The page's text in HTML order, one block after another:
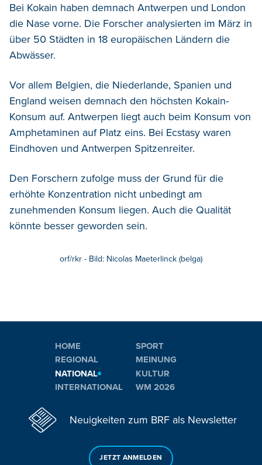
Bei Kokain haben demnach Antwerpen und London
die Nase vorne. Die Forscher analysierten im März in
über 50 Städten in 18 europäischen Ländern die
Abwässer.
Vor allem Belgien, die Niederlande, Spanien und
England weisen demnach den höchsten Kokain-
Konsum auf. Antwerpen liegt auch beim Konsum von
Amphetaminen auf Platz eins. Bei Ecstasy waren
Eindhoven und Antwerpen Spitzenreiter.
Den Forschern zufolge muss der Grund für die
erhöhte Konzentration nicht unbedingt am
zunehmenden Konsum liegen. Auch die Qualität
könnte besser geworden sein.
orf/rkr - Bild: Nicolas Maeterlinck (belga)
HOME
REGIONAL
NATIONAL
INTERNATIONAL
SPORT
MEINUNG
KULTUR
WM 2026
Neuigkeiten zum BRF als Newsletter
JETZT ANMELDEN